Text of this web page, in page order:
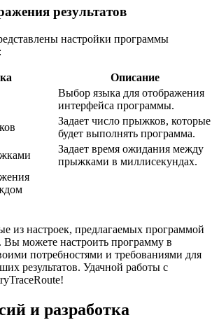
результатов
настройки программы
Описание
Выбор языка для отображения
интерфейса программы.
Задает число прыжков, которые
будет выполнять программа.
Задает время ожидания между
прыжками в миллисекундах.
из настроек, предлагаемых программой
Вы можете настроить программу в
потребностями и требованиями для
результатов. Удачной работы с
и разработка